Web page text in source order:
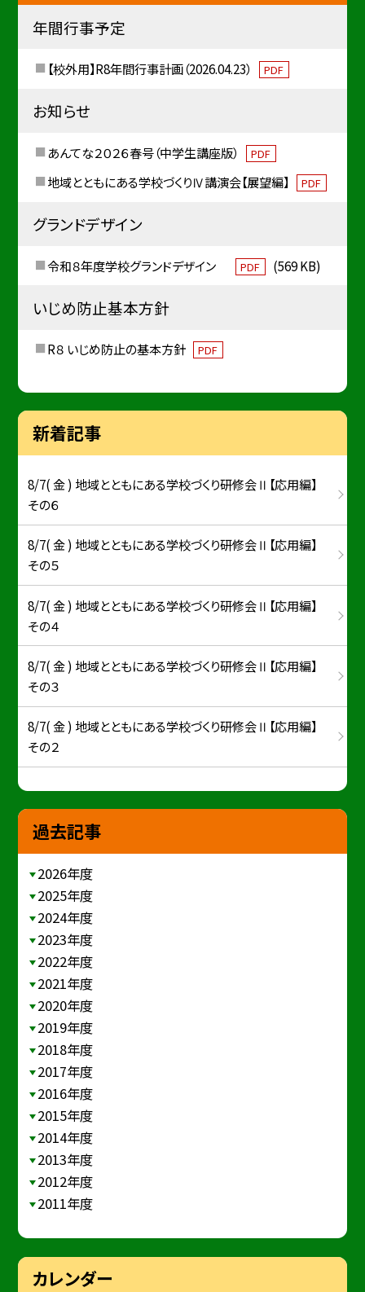
年間行事予定
【校外用】R8年間行事計画（2026.04.23） PDF
お知らせ
あんてな２０２６春号（中学生講座版） PDF
地域とともにある学校づくりⅣ講演会【展望編】 PDF
グランドデザイン
令和８年度学校グランドデザイン PDF (569 KB)
いじめ防止基本方針
R８ いじめ防止の基本方針 PDF
新着記事
8/7( 金 ) 地域とともにある学校づくり研修会Ⅱ【応用編】
その６
8/7( 金 ) 地域とともにある学校づくり研修会Ⅱ【応用編】
その５
8/7( 金 ) 地域とともにある学校づくり研修会Ⅱ【応用編】
その４
8/7( 金 ) 地域とともにある学校づくり研修会Ⅱ【応用編】
その３
8/7( 金 ) 地域とともにある学校づくり研修会Ⅱ【応用編】
その２
過去記事
2026年度
2025年度
2024年度
2023年度
2022年度
2021年度
2020年度
2019年度
2018年度
2017年度
2016年度
2015年度
2014年度
2013年度
2012年度
2011年度
カレンダー